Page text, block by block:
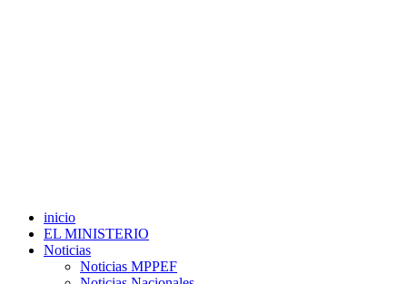
inicio
EL MINISTERIO
Noticias
Noticias MPPEF